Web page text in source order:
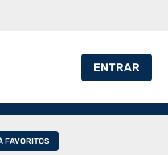
ENTRAR
FAVORITOS